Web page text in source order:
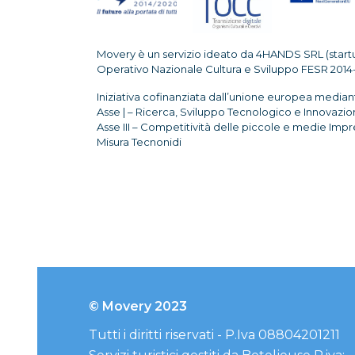
Movery è un servizio ideato da 4HANDS SRL
Operativo Nazionale Cultura e Sviluppo FESR
Iniziativa cofinanziata dall’unione europea
Asse | – Ricerca, Sviluppo Tecnologico e
Asse III – Competitività delle piccole e medie
Misura Tecnonidi
© Movery 2023
Tutti i diritti riservati - P.Iva 08804201211